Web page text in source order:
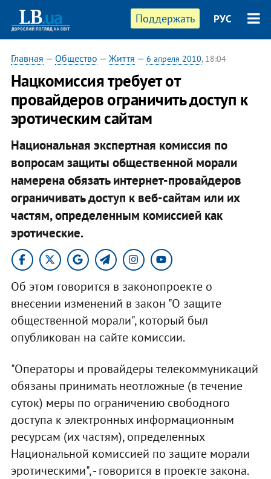
Поддержать РУС
Главная — Общество — Життя — 6 апреля 2010, 18:04
Нацкомиссия требует от
провайдеров ограничить доступ к
эротическим сайтам
Национальная экспертная комиссия по
вопросам защиты общественной морали
намерена обязать интернет-провайдеров
ограничивать доступ к веб-сайтам или их
частям, определенным комиссией как
эротические.
Об этом говорится в законопроекте о
внесении изменений в закон "О защите
общественной морали", который был
опубликован на сайте комиссии.
"Операторы и провайдеры телекоммуникаций
обязаны принимать неотложные (в течение
суток) меры по ограничению свободного
доступа к электронных информационным
ресурсам (их частям), определенных
Национальной комиссией по защите морали
эротическими", - говорится в проекте закона.